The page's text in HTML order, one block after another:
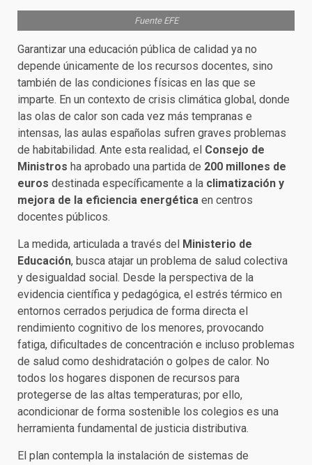
Fuente EFE
Garantizar una educación pública de calidad ya no
depende únicamente de los recursos docentes, sino
también de las condiciones físicas en las que se
imparte. En un contexto de crisis climática global, donde
las olas de calor son cada vez más tempranas e
intensas, las aulas españolas sufren graves problemas
de habitabilidad. Ante esta realidad, el Consejo de
Ministros ha aprobado una partida de 200 millones de
euros destinada específicamente a la climatización y
mejora de la eficiencia energética en centros
docentes públicos.
La medida, articulada a través del Ministerio de
Educación, busca atajar un problema de salud colectiva
y desigualdad social. Desde la perspectiva de la
evidencia científica y pedagógica, el estrés térmico en
entornos cerrados perjudica de forma directa el
rendimiento cognitivo de los menores, provocando
fatiga, dificultades de concentración e incluso problemas
de salud como deshidratación o golpes de calor. No
todos los hogares disponen de recursos para
protegerse de las altas temperaturas; por ello,
acondicionar de forma sostenible los colegios es una
herramienta fundamental de justicia distributiva.
El plan contempla la instalación de sistemas de